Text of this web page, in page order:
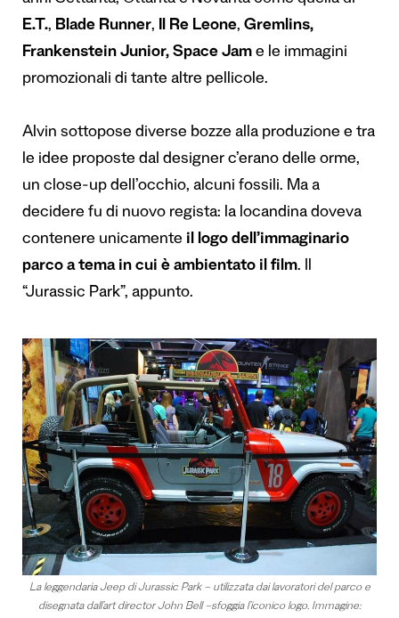
E.T., Blade Runner, Il Re Leone, Gremlins,
Frankenstein Junior, Space Jam e le immagini
promozionali di tante altre pellicole.
Alvin sottopose diverse bozze alla produzione e tra
le idee proposte dal designer c’erano delle orme,
un close-up dell’occhio, alcuni fossili. Ma a
decidere fu di nuovo regista: la locandina doveva
contenere unicamente il logo dell’immaginario
parco a tema in cui è ambientato il film. Il
“Jurassic Park”, appunto.
La leggendaria Jeep di Jurassic Park – utilizzata dai lavoratori del parco e
disegnata dall’art director John Bell –sfoggia l’iconico logo. Immagine: